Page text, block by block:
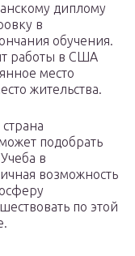
диплому
в
обучения.
работы в США
место
жительства.
подобрать
в
возможность
по этой